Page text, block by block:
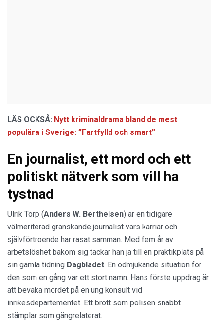
LÄS OCKSÅ: Nytt kriminaldrama bland de mest
populära i Sverige: ”Fartfylld och smart”
En journalist, ett mord och ett
politiskt nätverk som vill ha
tystnad
Ulrik Torp (Anders W. Berthelsen) är en tidigare
välmeriterad granskande journalist vars karriär och
självförtroende har rasat samman. Med fem år av
arbetslöshet bakom sig tackar han ja till en praktikplats på
sin gamla tidning Dagbladet. En ödmjukande situation för
den som en gång var ett stort namn. Hans förste uppdrag är
att bevaka mordet på en ung konsult vid
inrikesdepartementet. Ett brott som polisen snabbt
stämplar som gängrelaterat.